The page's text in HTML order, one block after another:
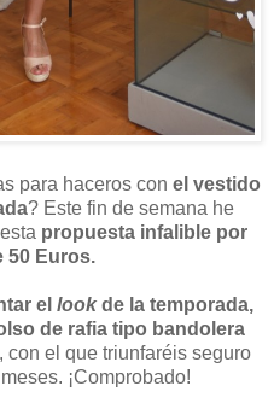
para haceros con el vestido
? Este fin de semana he
propuesta infalible por
50 Euros.
el look de la temporada,
de rafia tipo bandolera
el que triunfaréis seguro
¡Comprobado!